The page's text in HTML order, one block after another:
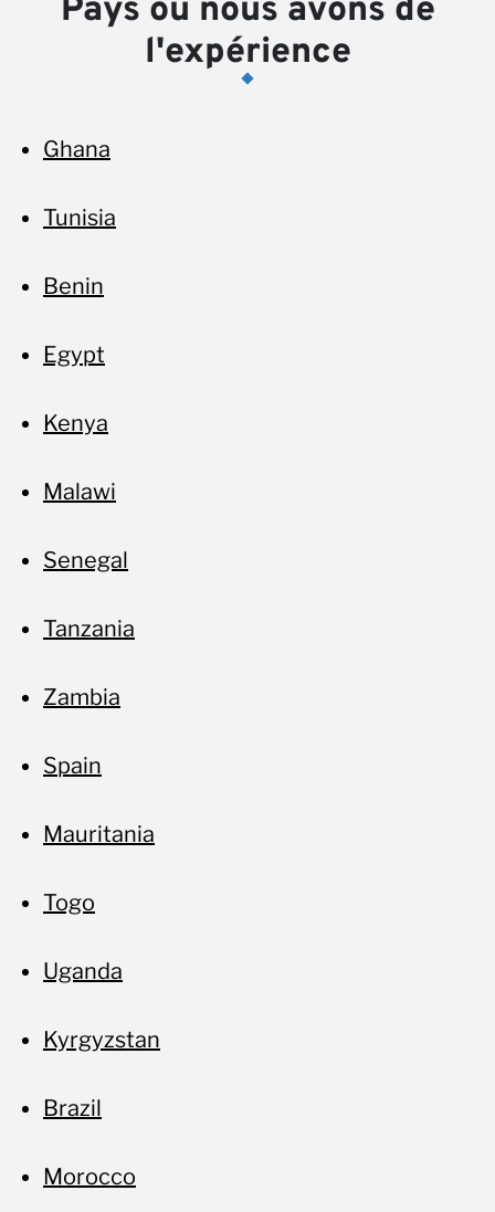
Pays où nous avons de
l'expérience
Ghana
Tunisia
Benin
Egypt
Kenya
Malawi
Senegal
Tanzania
Zambia
Spain
Mauritania
Togo
Uganda
Kyrgyzstan
Brazil
Morocco